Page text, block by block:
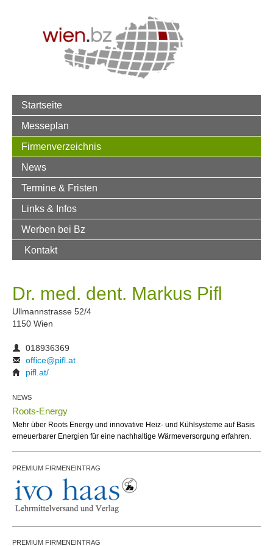
Startseite
Messeplan
Firmenverzeichnis
News
Termine & Fristen
Links & Infos
Werben bei Bz
Kontakt
Dr. med. dent. Markus Pifl
Ullmannstrasse 52/4
1150 Wien
018936369
office@pifl.at
pifl.at/
NEWS
Roots-Energy
Mehr über Roots Energy und innovative Heiz- und Kühlsysteme auf Basis
erneuerbarer Energien für eine nachhaltige Wärmeversorgung erfahren.
PREMIUM FIRMENEINTRAG
PREMIUM FIRMENEINTRAG